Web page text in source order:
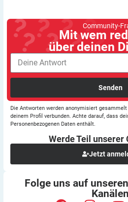
Community-
Mit wem
über deinen
Senden
Die Antworten werden anonymisiert
deinem Profil verbunden. Achte darauf, dass
Personenbezogenen Daten enthält.
Werde Teil unserer
Jetzt
Folge uns auf unseren
Kanälen